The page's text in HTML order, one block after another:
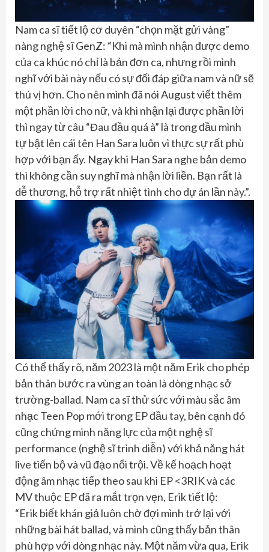
Nam ca sĩ tiết lộ cơ duyên “chọn mặt gửi vàng”
nàng nghệ sĩ GenZ: “Khi mà mình nhận được demo
của ca khúc nó chỉ là bản đơn ca, nhưng rồi mình
nghĩ với bài này nếu có sự đối đáp giữa nam và nữ sẽ
thú vị hơn. Cho nên mình đã nói August viết thêm
một phần lời cho nữ, và khi nhận lại được phần lời
thì ngay từ câu “Đau đầu quá à” là trong đầu mình
tự bật lên cái tên Han Sara luôn vì thực sự rất phù
hợp với bạn ấy. Ngay khi Han Sara nghe bản demo
thì không cần suy nghĩ mà nhận lời liền. Bạn rất là
dễ thương, hỗ trợ rất nhiệt tình cho dự án lần này.”.
Có thể thấy rõ, năm 2023 là một năm Erik cho phép
bản thân bước ra vùng an toàn là dòng nhạc sở
trường-ballad. Nam ca sĩ thử sức với màu sắc âm
nhạc Teen Pop mới trong EP đầu tay, bên cạnh đó
cũng chứng minh năng lực của một nghệ sĩ
performance (nghệ sĩ trình diễn) với khả năng hát
live tiến bộ và vũ đạo nổi trội. Về kế hoạch hoạt
động âm nhạc tiếp theo sau khi EP <3RIK và các
MV thuộc EP đã ra mắt trọn vẹn, Erik tiết lộ:
“Erik biết khán giả luôn chờ đợi mình trở lại với
những bài hát ballad, và mình cũng thấy bản thân
phù hợp với dòng nhạc này. Một năm vừa qua, Erik